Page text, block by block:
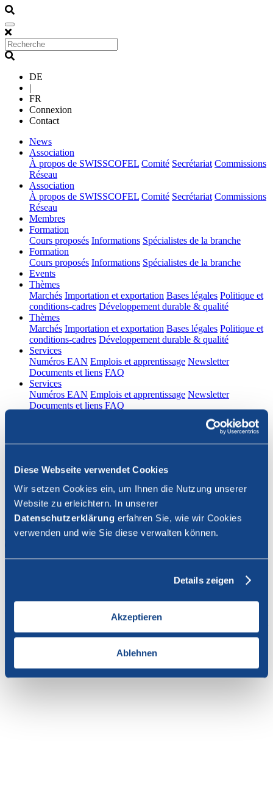
Diese Webseite verwendet Cookies
Wir setzen Cookies ein, um Ihnen die Nutzung unserer
Website zu erleichtern. In unserer
Datenschutzerklärung erfahren Sie, wie wir Cookies
verwenden und wie Sie diese verwalten können.
Details zeigen
Akzeptieren
Ablehnen
DE
|
FR
Connexion
Contact
News(current)
Association
À propos de SWISSCOFEL Comité Secrétariat Commissions
Réseau
Association
À propos de SWISSCOFEL Comité Secrétariat Commissions
Réseau
Membres(current)
Formation
Cours proposés Informations Spécialistes de la branche
Formation
Cours proposés Informations Spécialistes de la branche
Events(current)
Thèmes(current)
Marchés Importation et exportation Bases légales Politique et
conditions-cadres Développement durable & qualité
Thèmes(current)
Marchés Importation et exportation Bases légales Politique et
conditions-cadres Développement durable & qualité
Services(current)
Numéros EAN Emplois et apprentissage Newsletter
Documents et liens FAQ
Services(current)
Numéros EAN Emplois et apprentissage Newsletter
Documents et liens FAQ
FR
Connexion
Fermer la recherche
En tant que membre de SWISSCOFEL, vous pouvez vous
connecter avec votre nom d'utilisateur et le mot de passe pour
accéder au contenu de cette page.
Si vous n'avez pas encore d'accès, vous pouvez demander par e-mail
votre login personnel ausecrétariat.